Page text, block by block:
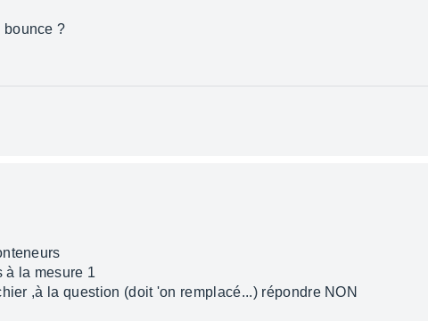
bounce ?
à la mesure 1
,à la question (doit 'on remplacé...) répondre NON